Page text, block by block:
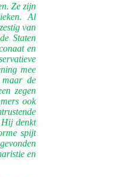
Ze zijn
Al
van
Staten
en
mee
maar de
zegen
ook
Hij denkt
spijt
en